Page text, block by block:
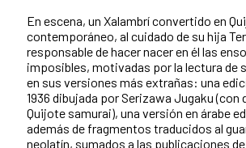
En escena, un Xalambrí convertido en
contemporáneo, al cuidado de su hija
responsable de hacer nacer en él las
imposibles, motivadas por la lectura de
en sus versiones más extrañas: una
1936 dibujada por Serizawa Jugaku (con
Quijote samurai), una versión en árabe
además de fragmentos traducidos al
neolatín, sumados a las publicaciones de